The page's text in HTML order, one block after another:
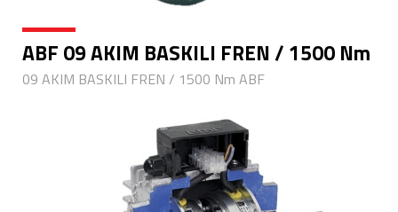
ABF 09 AKIM BASKILI FREN / 1500 Nm
09 AKIM BASKILI FREN / 1500 Nm ABF